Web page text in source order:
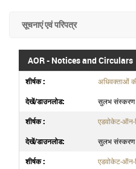
सूचनाएं एवं परिपत्र
AOR - Notices and Circulars
अधिवक्ताओं
सुलभ संस्करण
एडवोकेट-ऑन-
सुलभ संस्करण
एडवोकेट-ऑन-